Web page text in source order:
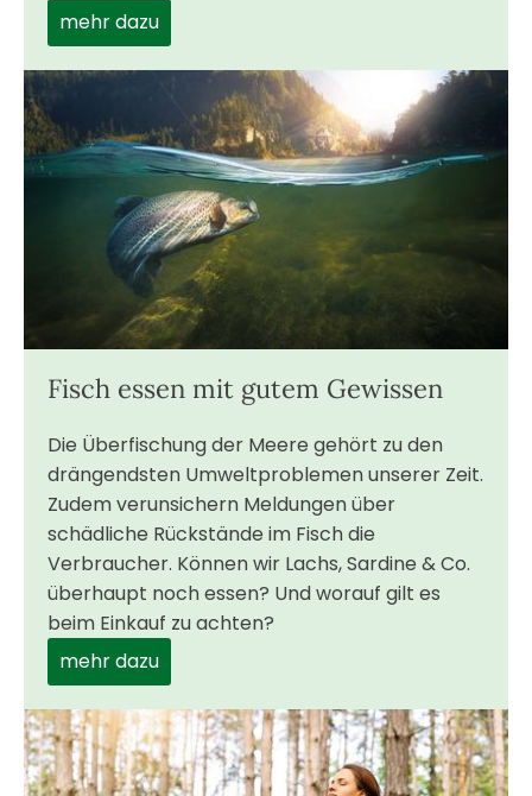
mehr dazu
Fisch essen mit gutem Gewissen
Die Überfischung der Meere gehört zu den
drängendsten Umweltproblemen unserer Zeit.
Zudem verunsichern Meldungen über
schädliche Rückstände im Fisch die
Verbraucher. Können wir Lachs, Sardine & Co.
überhaupt noch essen? Und worauf gilt es
beim Einkauf zu achten?
mehr dazu